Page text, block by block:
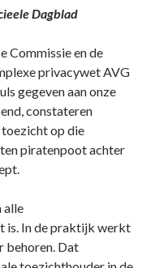
Dagblad
Commissie en de
privacywet AVG
gegeven aan onze
constateren
op die
piratenpoot achter
alle
is. In de praktijk werkt
behoren. Dat